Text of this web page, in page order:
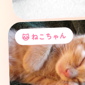
🐱 ねこちゃん